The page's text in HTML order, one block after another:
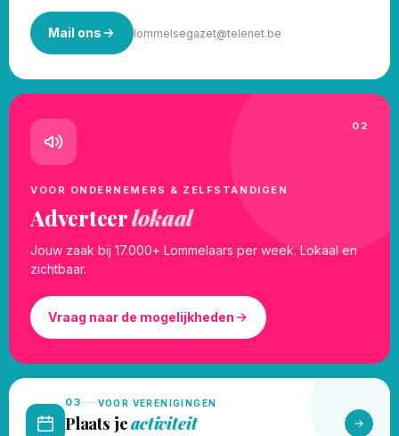
Mail ons lommelsegazet@telenet.be
02
VOOR ONDERNEMERS & ZELFSTANDIGEN
Adverteerlokaal
Jouw zaak bij 17.000+ Lommelaars per week. Lokaal en
zichtbaar.
Vraag naar de mogelijkheden
03 VOOR VERENIGINGEN
Plaats jeactiviteit